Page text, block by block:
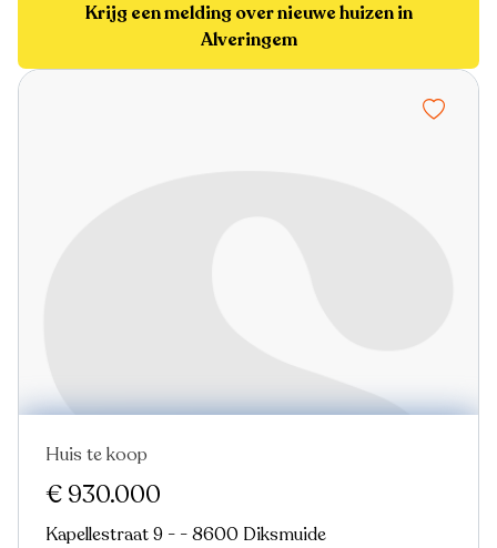
Krijg een melding over nieuwe huizen in
Alveringem
Nieuw
Huis te koop
€ 930.000
Kapellestraat 9 - - 8600 Diksmuide